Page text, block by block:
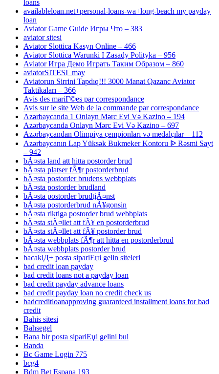
loans
availableloan.net+personal-loans-wa+long-beach my payday
loan
Aviator Game Guide Игры Что – 383
aviator sitesi
Aviator Slottica Kasyn Online – 466
Aviator Slottica Warunki I Zasady Polityka – 956
Aviator Игра Демо Играть Таким Образом – 860
aviatorSITESI_may
Aviatorun Sirrini Tapdıq!!! 3000 Manat Qazanc Aviator
Taktikaları – 366
Avis des mariГ©es par correspondance
Avis sur le site Web de la commande par correspondance
Azərbaycanda 1 Onlayn Mərc Evi Və Kazino – 194
Azərbaycanda Onlayn Mərc Evi Və Kazino – 697
Azərbaycandan Olimpiya çempionları və medalçılar – 112
Azərbaycanın Lap Yüksək Bukmeker Kontoru ᐉ Rəsmi Sayt
– 942
bÃ¤sta land att hitta postorder brud
bÃ¤sta platser fÃ¶r postorderbrud
bÃ¤sta postorder brudens webbplats
bÃ¤sta postorder brudland
bÃ¤sta postorder brudtjÃ¤nst
bÃ¤sta postorderbrud nÃ¥gonsin
bÃ¤sta riktiga postorder brud webbplats
bÃ¤sta stÃ¤llet att fÃ¥ en postorderbrud
bÃ¤sta stÃ¤llet att fÃ¥ postorder brud
bÃ¤sta webbplats fÃ¶r att hitta en postorderbrud
bÃ¤sta webbplats postorder brud
bacaklД± posta sipariЕџi gelin siteleri
bad credit loan payday
bad credit loans not a payday loan
bad credit payday advance loans
bad credit payday loan no credit check us
badcreditloanapproving guaranteed installment loans for bad
credit
Bahis sitesi
Bahsegel
Bana bir posta sipariЕџi gelini bul
Banda
Bc Game Login 775
bcg4
Bdm Bet Espana 193